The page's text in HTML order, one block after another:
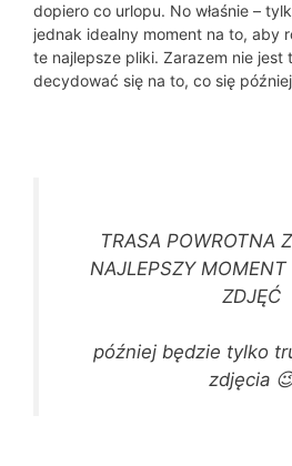
dopiero co urlopu. No właśnie –
jednak idealny moment na to, aby
te najlepsze pliki. Zarazem nie jest
decydować się na to, co się
TRASA POWROTNA
NAJLEPSZY MOMENT
ZDJĘĆ
później będzie tylko
zdjęcia